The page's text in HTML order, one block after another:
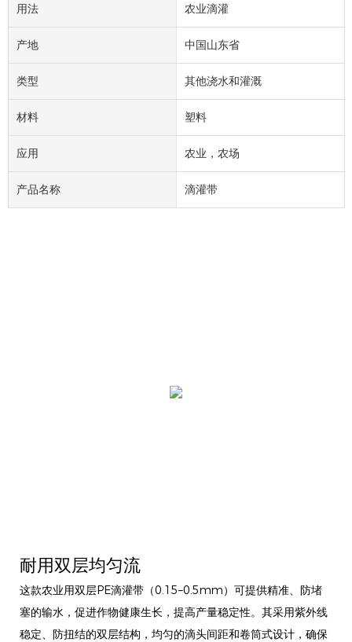
用法 农业滴灌
产地 中国山东省
类型 其他浇水和灌溉
材料 塑料
应用 农业，农场
产品名称 滴灌带
耐用双层均匀流
这款农业用双层PE滴灌带（0.15–0.5mm）可提供精准、防堵
塞的输水，促进作物健康生长，提高产量稳定性。其采用紫外线
稳定、防扭结的双层结构，均匀的滴头间距和卷筒式设计，确保